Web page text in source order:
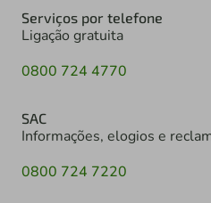
Serviços por telefone
Ligação gratuita
0800 724 4770
SAC
Informações, elogios e
0800 724 7220